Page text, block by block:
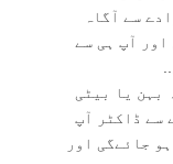
سے آگاہ
اور آپ ہی سے
بہن یا بیٹی
سے ڈاکٹر آپ
جائےگی اور